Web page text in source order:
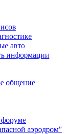
авто
информации
общение
аэродром"